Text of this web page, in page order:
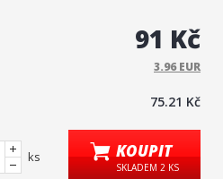
91 Kč
3.96 EUR
75.21 Kč
ks KOUPIT
SKLADEM 2 KS